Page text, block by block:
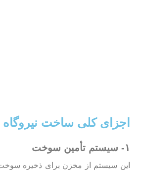
اجزای کلی ساخت نیروگاه
۱- سیستم تأمین سوخت
این سیستم از مخزن برای ذخیره